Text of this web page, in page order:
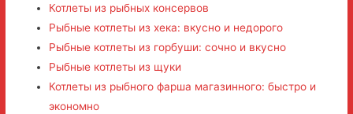
Котлеты из рыбных консервов
Рыбные котлеты из хека: вкусно и недорого
Рыбные котлеты из горбуши: сочно и вкусно
Рыбные котлеты из щуки
Котлеты из рыбного фарша магазинного: быстро и
экономно